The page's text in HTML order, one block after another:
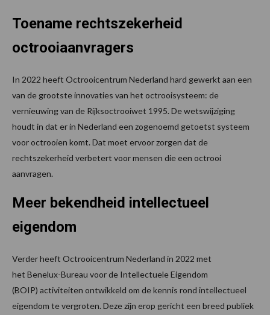
Toename rechtszekerheid
octrooiaanvragers
In 2022 heeft Octrooicentrum Nederland hard gewerkt aan een
van de grootste innovaties van het octrooisysteem: de
vernieuwing van de Rijksoctrooiwet 1995. De wetswijziging
houdt in dat er in Nederland een zogenoemd getoetst systeem
voor octrooien komt. Dat moet ervoor zorgen dat de
rechtszekerheid verbetert voor mensen die een octrooi
aanvragen.
Meer bekendheid intellectueel
eigendom
Verder heeft Octrooicentrum Nederland in 2022 met
het Benelux-Bureau voor de Intellectuele Eigendom
(BOIP) activiteiten ontwikkeld om de kennis rond intellectueel
eigendom te vergroten. Deze zijn erop gericht een breed publiek